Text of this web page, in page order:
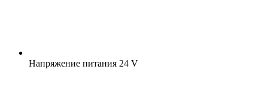
Напряжение питания 24 V